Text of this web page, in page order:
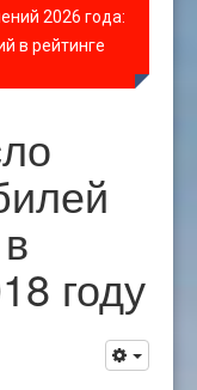
2026 года:
в рейтинге
году